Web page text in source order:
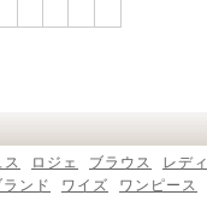
ス ロジェ ブラウス
レディ
ランド ワイズ ワンピース